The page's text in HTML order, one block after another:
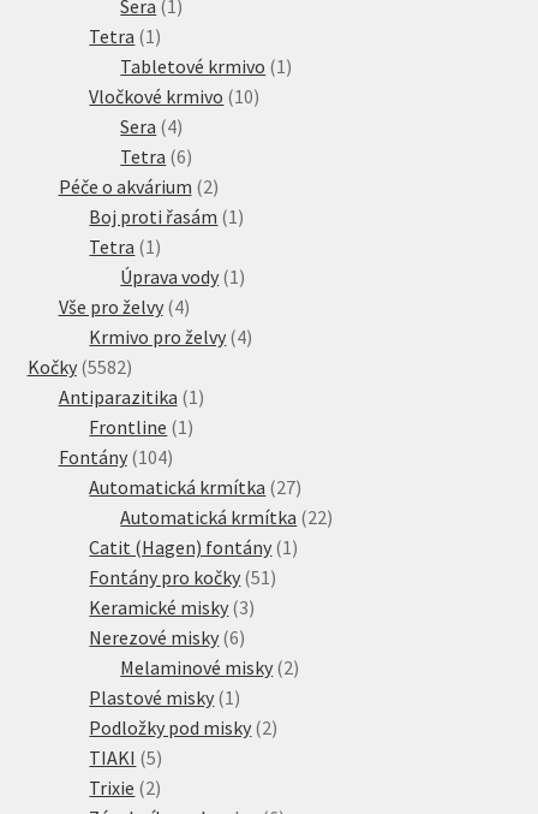
Sera 1
Tetra 1 1
produkt
Tabletové krmivo 1 1
Vločkové krmivo 1010
Sera 44
produkty
Tetra 66
produktů
Péče o akvárium 22
produkty
Boj proti řasám 1 1
Tetra 1 1
produkt
Úprava vody 1 1
Vše pro želvy 44
produkty
Krmivo pro želvy 44
Kočky 55825582
produktů
Antiparazitika 1 1
Frontline 1 1
Fontány 104104
produktů
Automatická krmítka 2727
produktů
Automatická krmítka 2222
Catit (Hagen) fontány 1 1
Fontány pro kočky 51 51
Keramické misky 33
Nerezové misky 66
produktů
Melaminové misky 22
Plastové misky 1 1
produkt
Podložky pod misky 22
TIAKI 55
produktů
Trixie 22